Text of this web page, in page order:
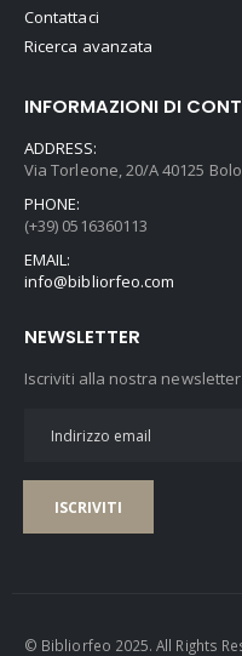
Contattaci
Ricerca avanzata
INFORMAZIONI DI
ADDRESS:
Via Torleone, 20/A 40125
PHONE:
(+39) 0516360113
EMAIL:
info@bibliorfeo.com
NEWSLETTER
Iscriviti alla nostra newsletter
ISCRIVITI
© Bibliorfeo 2025. All Rights